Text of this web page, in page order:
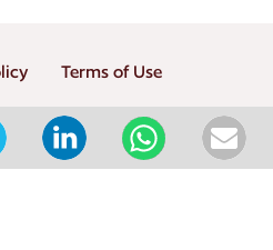
Penerbit Buku Utama
Terms of Use